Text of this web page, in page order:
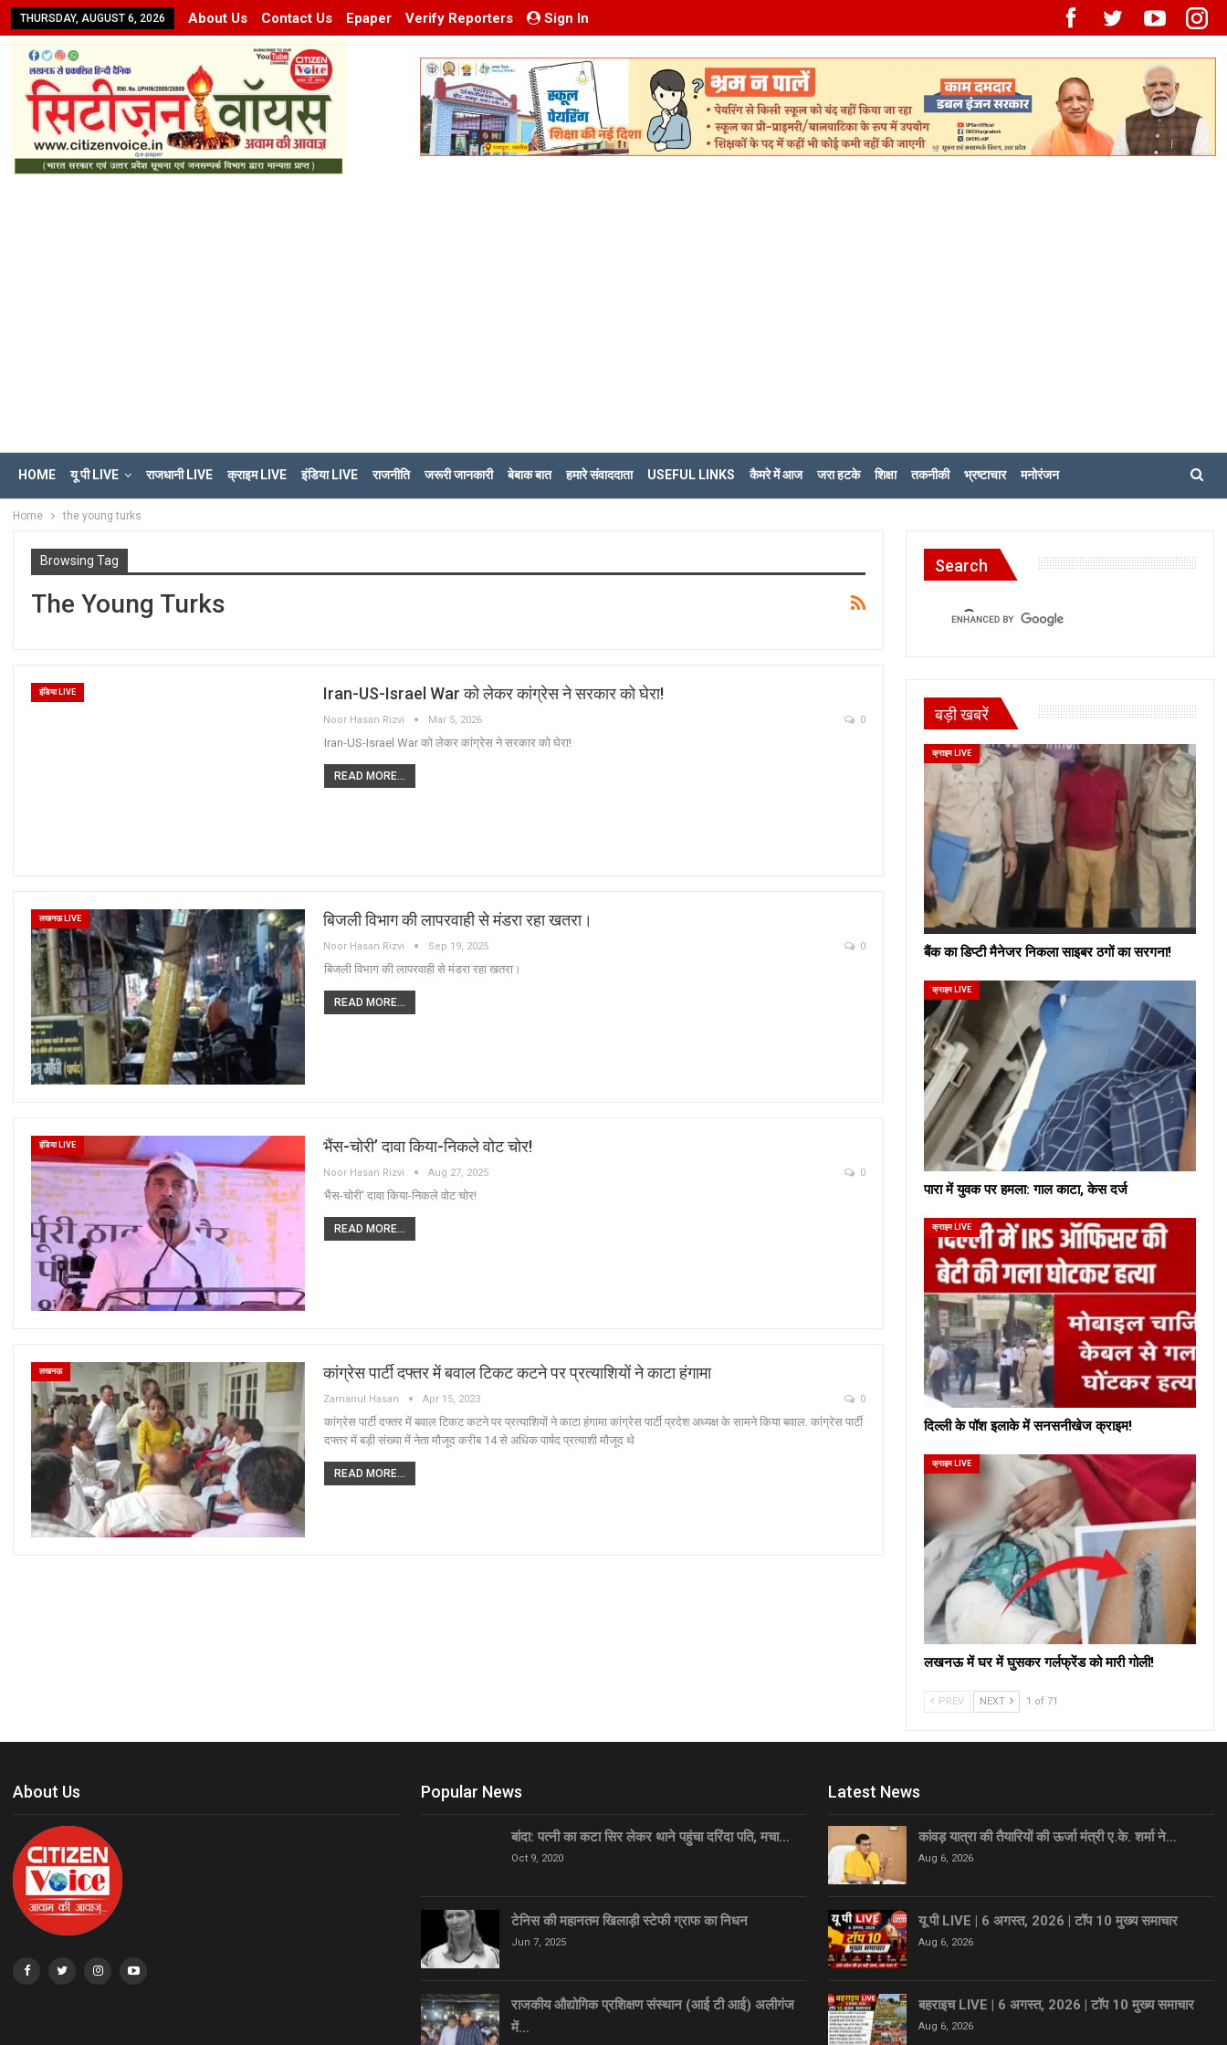
THURSDAY, AUGUST 6, 2026 About Us Contact Us Epaper Verify Reporters Sign In
HOME यू पी LIVE राजधानी LIVE क्राइम LIVE इंडिया LIVE राजनीति जरूरी जानकारी बेबाक बात हमारे संवाददाता USEFUL LINKS कैमरे में आज जरा हटके शिक्षा तकनीकी भ्रष्टाचार मनोरंजन
Home the young turks
Browsing Tag
The Young Turks
इंडिया LIVE Iran-US-Israel War को लेकर कांग्रेस ने सरकार को घेरा!
Noor Hasan Rizvi Mar 5, 2026 0
Iran-US-Israel War को लेकर कांग्रेस ने सरकार को घेरा!
READ MORE...
लखनऊ LIVE बिजली विभाग की लापरवाही से मंडरा रहा खतरा।
Noor Hasan Rizvi Sep 19, 2025 0
बिजली विभाग की लापरवाही से मंडरा रहा खतरा।
READ MORE...
इंडिया LIVE भैंस-चोरी’ दावा किया-निकले वोट चोर!
Noor Hasan Rizvi Aug 27, 2025 0
भैंस-चोरी' दावा किया-निकले वोट चोर!
READ MORE...
लखनऊ कांग्रेस पार्टी दफ्तर में बवाल टिकट कटने पर प्रत्याशियों ने काटा हंगामा
Zamanul Hasan Apr 15, 2023 0
कांग्रेस पार्टी दफ्तर में बवाल टिकट कटने पर प्रत्याशियों ने काटा हंगामा कांग्रेस पार्टी प्रदेश अध्यक्ष के सामने किया बवाल. कांग्रेस पार्टी
दफ्तर में बड़ी संख्या में नेता मौजूद करीब 14 से अधिक पार्षद प्रत्याशी मौजूद थे
READ MORE...
Search
बड़ी खबरें
क्राइम LIVE
बैंक का डिप्टी मैनेजर निकला साइबर ठगों का सरगना!
क्राइम LIVE
पारा में युवक पर हमला: गाल काटा, केस दर्ज
क्राइम LIVE
दिल्ली के पॉश इलाके में सनसनीखेज क्राइम!
क्राइम LIVE
लखनऊ में घर में घुसकर गर्लफ्रेंड को मारी गोली!
PREV NEXT 1 of 71
About Us Popular News
बांदा: पत्नी का कटा सिर लेकर थाने पहुंचा दरिंदा पति, मचा…
Oct 9, 2020
टेनिस की महानतम खिलाड़ी स्टेफी ग्राफ का निधन
Jun 7, 2025
राजकीय औद्योगिक प्रशिक्षण संस्थान (आई टी आई) अलीगंज
में…
Latest News
कांवड़ यात्रा की तैयारियों की ऊर्जा मंत्री ए.के. शर्मा ने…
Aug 6, 2026
यू पी LIVE | 6 अगस्त, 2026 | टॉप 10 मुख्य समाचार
Aug 6, 2026
बहराइच LIVE | 6 अगस्त, 2026 | टॉप 10 मुख्य समाचार
Aug 6, 2026